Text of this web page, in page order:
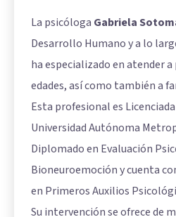
La psicóloga Gabriela
Desarrollo Humano y a lo
ha especializado en atender
edades, así como también a
Esta profesional es
Universidad Autónoma
Diplomado en Evaluación
Bioneuroemoción y cuenta
en Primeros Auxilios
Su intervención se ofrece de